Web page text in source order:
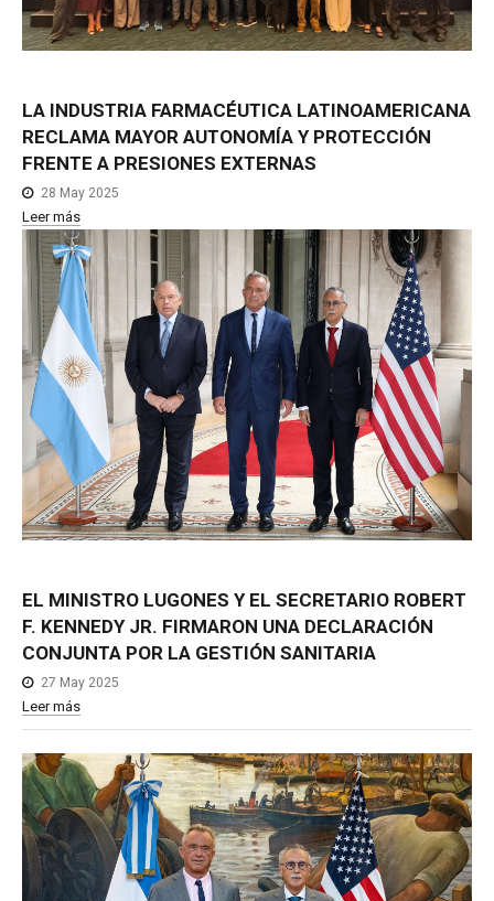
LA INDUSTRIA FARMACÉUTICA LATINOAMERICANA
RECLAMA MAYOR AUTONOMÍA Y PROTECCIÓN
FRENTE A PRESIONES EXTERNAS
28 May 2025
Leer más
EL MINISTRO LUGONES Y EL SECRETARIO ROBERT
F. KENNEDY JR. FIRMARON UNA DECLARACIÓN
CONJUNTA POR LA GESTIÓN SANITARIA
27 May 2025
Leer más